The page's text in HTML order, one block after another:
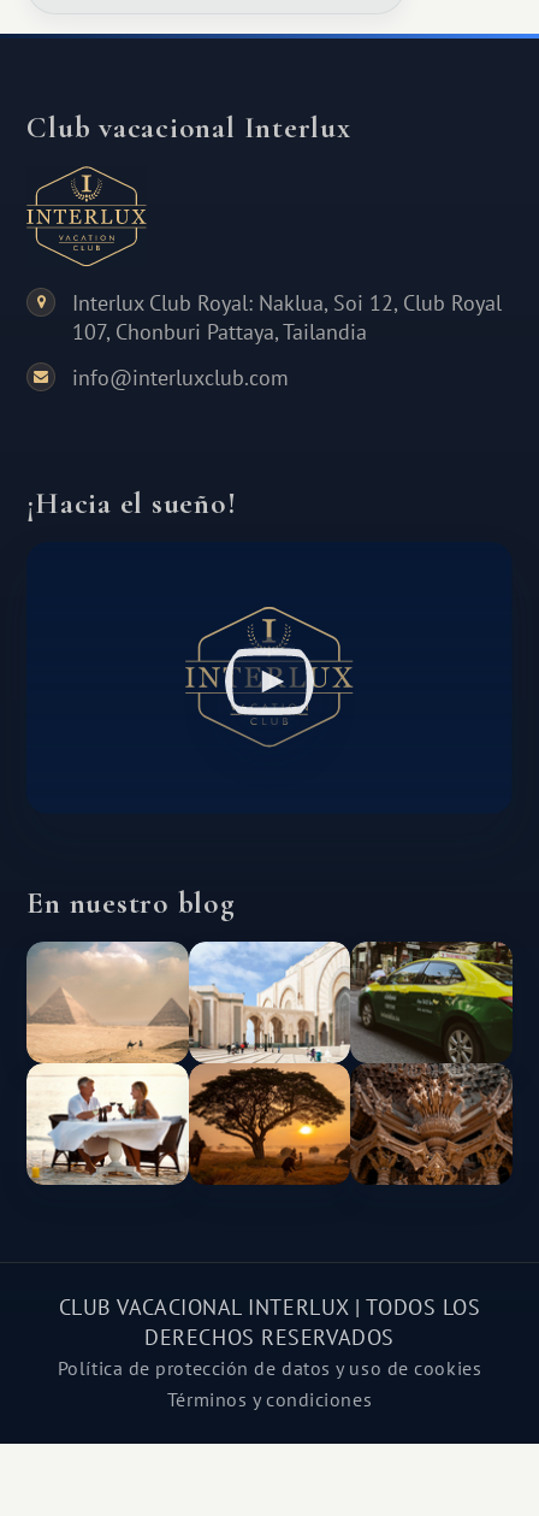
Club vacacional Interlux
Interlux Club Royal: Naklua, Soi 12, Club Royal
107, Chonburi Pattaya, Tailandia
info@interluxclub.com
¡Hacia el sueño!
En nuestro blog
CLUB VACACIONAL INTERLUX | TODOS LOS
DERECHOS RESERVADOS
Política de protección de datos y uso de cookies
Términos y condiciones